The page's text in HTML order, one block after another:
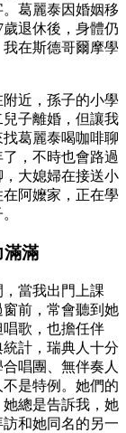
葛麗泰因婚姻移
退休後，身體仍
在斯德哥爾摩學
近，孫子的小學
子離婚，但讓我
葛麗泰喝咖啡聊
，不時也會路過
大媳婦在接送小
阿嬤家，正在學
滿滿
當我出門上課
前，常會聽到她
歌，也擔任伴
計，瑞典人十分
唱團、無伴奏人
是特例。她們的
總是告訴我，她
和她同名的另一